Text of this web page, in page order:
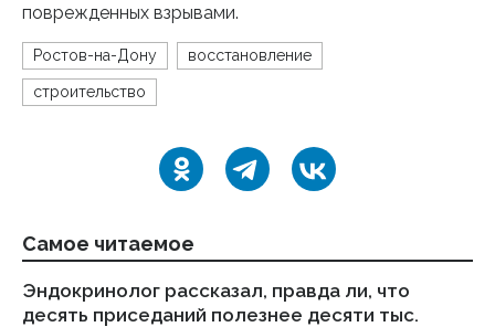
поврежденных взрывами.
Ростов-на-Дону восстановление
строительство
Самое читаемое
Эндокринолог рассказал, правда ли, что
десять приседаний полезнее десяти тыс.